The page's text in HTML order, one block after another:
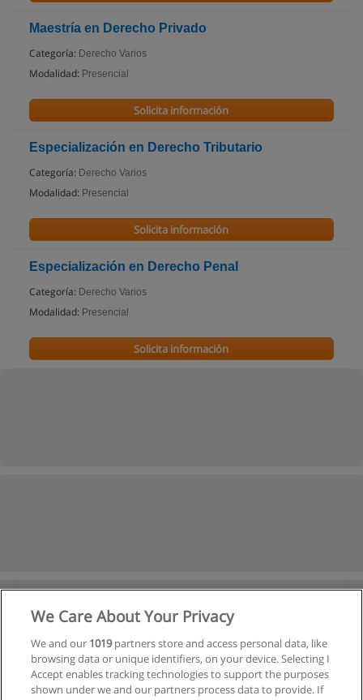
Maestría en Derecho Privado
Categoría: Derecho Varios
Modalidad: Presencial
Solicita información
Especialización en Derecho Tributario
Categoría: Derecho Varios
Modalidad: Presencial
Solicita información
Especialización en Derecho Penal
Categoría: Derecho Varios
Modalidad: Presencial
Solicita información
Ver cursos históricos
We Care About Your Privacy
We and our 1019partners store and access personal data, like
browsing data or unique identifiers, on your device. Selecting I
Accept enables tracking technologies to support the purposes
shown under we and our partners process data to provide. If